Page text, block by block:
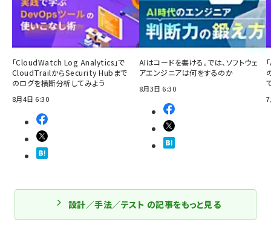
「CloudWatch Log Analytics」で
CloudTrailからSecurity Hubまで
のログを横断分析してみよう
8月4日 6:30
AIはコードを書ける。では、ソフトウェ
アエンジニアは何をするのか
8月3日 6:30
設計／手法／テスト の記事をもっと見る